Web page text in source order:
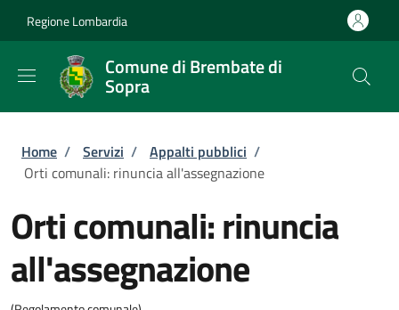
Regione Lombardia
Comune di Brembate di
Sopra
Briciole di pane
Home / Servizi / Appalti pubblici /
Orti comunali: rinuncia all'assegnazione
Orti comunali: rinuncia
all'assegnazione